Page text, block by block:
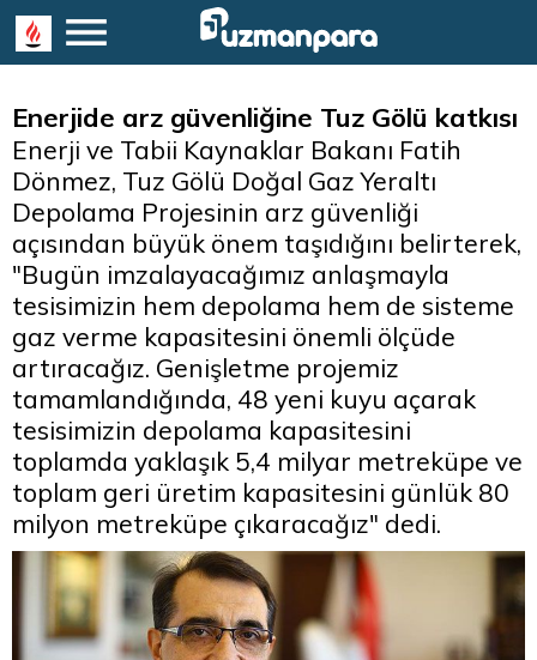
Enerjide arz güvenliğine Tuz Gölü katkısı
Enerji ve Tabii Kaynaklar Bakanı Fatih
Dönmez, Tuz Gölü Doğal Gaz Yeraltı
Depolama Projesinin arz güvenliği
açısından büyük önem taşıdığını belirterek,
"Bugün imzalayacağımız anlaşmayla
tesisimizin hem depolama hem de sisteme
gaz verme kapasitesini önemli ölçüde
artıracağız. Genişletme projemiz
tamamlandığında, 48 yeni kuyu açarak
tesisimizin depolama kapasitesini
toplamda yaklaşık 5,4 milyar metreküpe ve
toplam geri üretim kapasitesini günlük 80
milyon metreküpe çıkaracağız" dedi.